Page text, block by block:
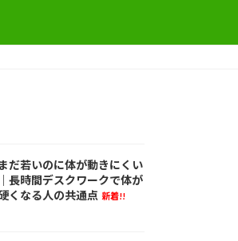
まだ若いのに体が動きにくい
｜長時間デスクワークで体が
くなる人の共通点 新着!!